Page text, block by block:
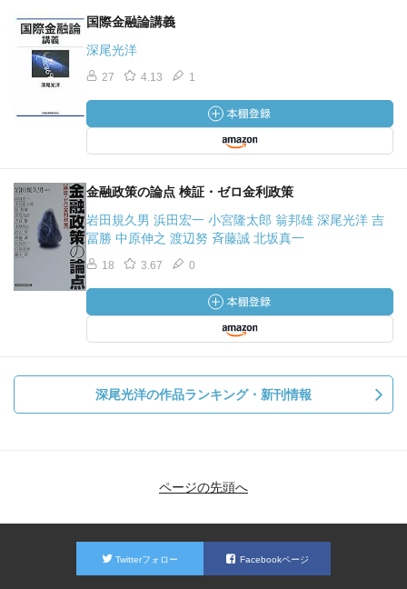
国際金融論講義
深尾光洋
27 4.13 1
金融政策の論点 検証・ゼロ金利政策
岩田規久男 浜田宏一 小宮隆太郎 翁邦雄 深尾光洋 吉
冨勝 中原伸之 渡辺努 斉藤誠 北坂真一
18 3.67 0
深尾光洋の作品ランキング・新刊情報
ページの先頭へ
Twitterフォロー Facebookページ